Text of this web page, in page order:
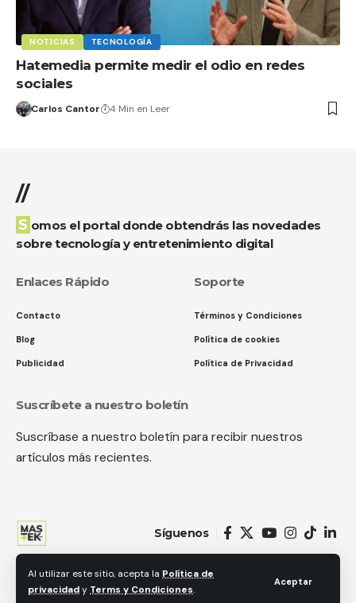
Al utilizar este sitio, acepta la Política de
privacidady Terms y Condiciones.
Aceptar
NOTICIAS TECNOLOGÍA
Hatemedia permite medir el odio en redes
sociales
Carlos Cantor 4 Min en Leer
//
Somos el portal donde obtendrás las novedades
sobre tecnología y entretenimiento digital
Enlaces Rápido
Contacto
Blog
Publicidad
Soporte
Términos y Condiciones
Política de cookies
Política de Privacidad
Suscríbete a nuestro boletín
Suscríbase a nuestro boletín para recibir nuestros
artículos más recientes.
Síguenos
© 2018 MastekHw Service International. LLc. Todos los derechos
reservados.